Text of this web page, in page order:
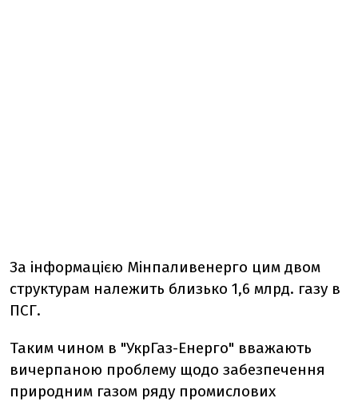
За інформацією Мінпаливенерго цим двом
структурам належить близько 1,6 млрд. газу в
ПСГ.
Таким чином в "УкрГаз-Енерго" вважають
вичерпаною проблему щодо забезпечення
природним газом ряду промислових